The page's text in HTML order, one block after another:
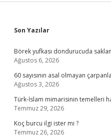
Sidebar
Son Yazılar
Börek yufkası dondurucuda
Ağustos 6, 2026
60 sayısının asal olmayan
Ağustos 3, 2026
Türk-İslam mimarisinin temelleri
Temmuz 29, 2026
Koç burcu ilgi ister mi ?
Temmuz 26, 2026